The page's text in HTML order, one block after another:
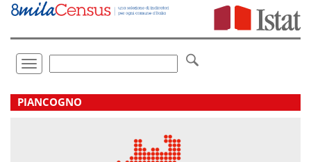
Vai
direttamente
Toggle
navigation
.
PIANCOGNO